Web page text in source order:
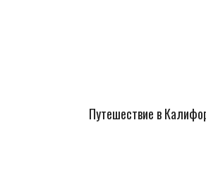
Путешествие в